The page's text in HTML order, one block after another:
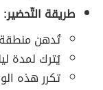
طريقة التّحضير:
تُدهن منطقة
يُترك لمدة
تكرر هذه